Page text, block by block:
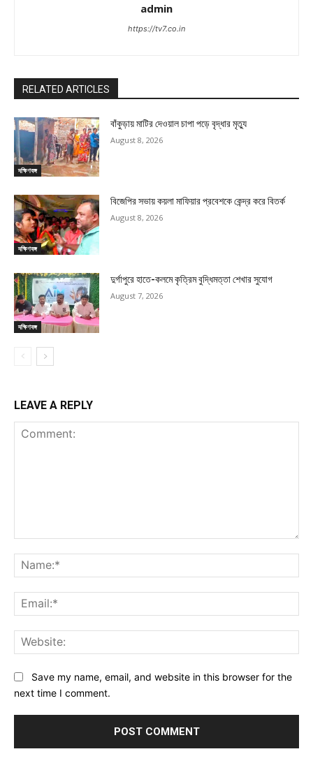
admin
https://tv7.co.in
RELATED ARTICLES
দক্ষিণবঙ্গ
বাঁকুড়ায় মাটির দেওয়াল চাপা পড়ে বৃদ্ধার মৃত্যু
August 8, 2026
দক্ষিণবঙ্গ
বিজেপির সভায় কয়লা মাফিয়ার প্রবেশকে কেন্দ্র করে বিতর্ক
August 8, 2026
দক্ষিণবঙ্গ
দুর্গাপুরে হাতে-কলমে কৃত্রিম বুদ্ধিমত্তা শেখার সুযোগ
August 7, 2026
LEAVE A REPLY
Save my name, email, and website in this browser for the
next time I comment.